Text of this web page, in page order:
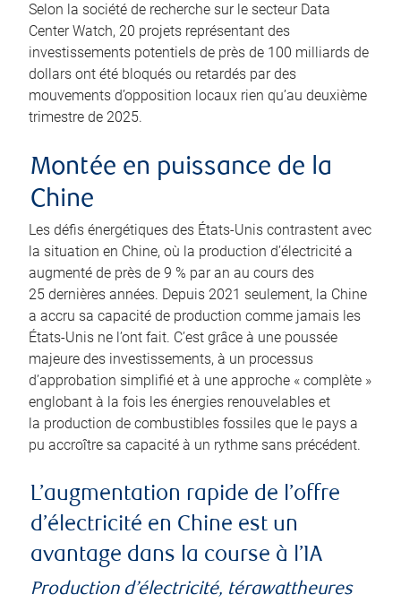
Selon la société de recherche sur le secteur Data
Center Watch, 20 projets représentant des
investissements potentiels de près de 100 milliards de
dollars ont été bloqués ou retardés par des
mouvements d’opposition locaux rien qu’au deuxième
trimestre de 2025.
Montée en puissance de la
Chine
Les défis énergétiques des États-Unis contrastent avec
la situation en Chine, où la production d’électricité a
augmenté de près de 9 % par an au cours des
25 dernières années. Depuis 2021 seulement, la Chine
a accru sa capacité de production comme jamais les
États-Unis ne l’ont fait. C’est grâce à une poussée
majeure des investissements, à un processus
d’approbation simplifié et à une approche « complète »
englobant à la fois les énergies renouvelables et
la production de combustibles fossiles que le pays a
pu accroître sa capacité à un rythme sans précédent.
L’augmentation rapide de l’offre
d’électricité en Chine est un
avantage dans la course à l’IA
Production d’électricité, térawattheures